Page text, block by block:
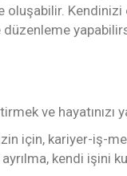
oluşabilir.
ve hayatınızı
için, kariyer-iş-
kendi işini